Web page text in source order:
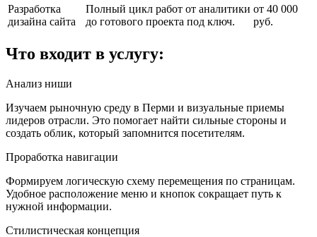
Разработка
дизайна сайта
Полный цикл работ от аналитики
до готового проекта под ключ.
от 40 000
руб.
Что входит в услугу:
Анализ ниши
Изучаем рыночную среду в Перми и визуальные приемы
лидеров отрасли. Это помогает найти сильные стороны и
создать облик, который запомнится посетителям.
Проработка навигации
Формируем логическую схему перемещения по страницам.
Удобное расположение меню и кнопок сокращает путь к
нужной информации.
Стилистическая концепция